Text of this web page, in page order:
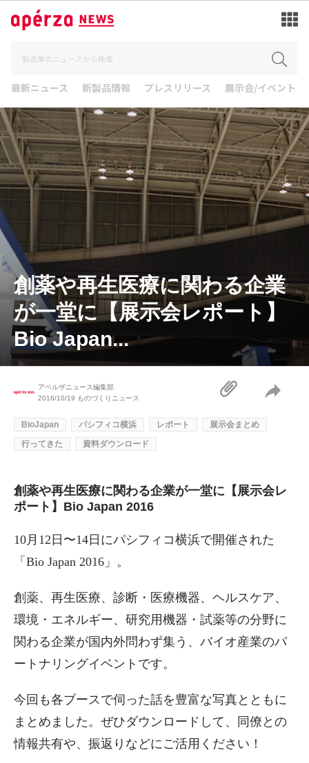
最新ニュース 新製品情報 プレスリリース 展示会/イベント
創薬や再生医療に関わる企業
が一堂に【展示会レポート】
Bio Japan...
アペルザニュース編集部
2016/10/19 ものづくりニュース
BioJapan パシフィコ横浜 レポート
展示会まとめ
行ってきた
資料ダウンロード
創薬や再生医療に関わる企業が一堂に【展示会レ
ポート】Bio Japan 2016
10月12日〜14日にパシフィコ横浜で開催された
「Bio Japan 2016」。
創薬、再生医療、診断・医療機器、ヘルスケア、
環境・エネルギー、研究用機器・試薬等の分野に
関わる企業が国内外問わず集う、バイオ産業のパ
ートナリングイベントです。
今回も各ブースで伺った話を豊富な写真とともに
まとめました。ぜひダウンロードして、同僚との
情報共有や、振返りなどにご活用ください！